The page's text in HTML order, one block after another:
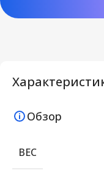
Обзор
ВЕС